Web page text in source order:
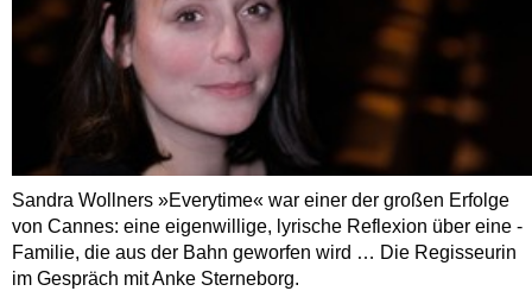
Sandra Wollners »Everytime« war einer der großen Erfolge
von Cannes: eine eigenwillige, lyrische Reflexion über eine ­
Familie, die aus der Bahn geworfen wird … Die Regisseurin
im Gespräch mit Anke Sterneborg.